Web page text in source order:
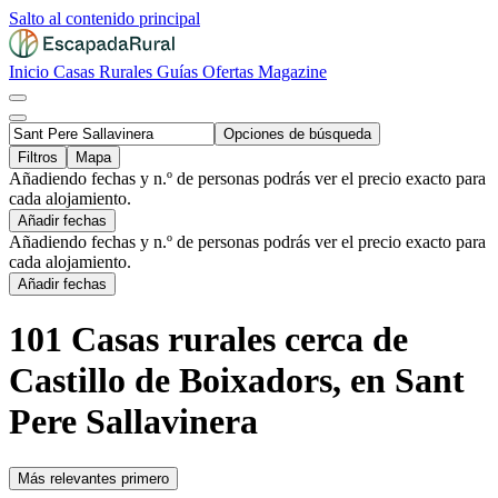
Salto al contenido principal
Inicio Casas Rurales Guías Ofertas Magazine
Opciones de búsqueda
Filtros
Mapa
Añadiendo fechas y n.º de personas podrás ver el precio exacto para
cada alojamiento.
Añadir fechas
Añadiendo fechas y n.º de personas podrás ver el precio exacto para
cada alojamiento.
Añadir fechas
101 Casas rurales cerca de
Castillo de Boixadors, en Sant
Pere Sallavinera
Más relevantes primero